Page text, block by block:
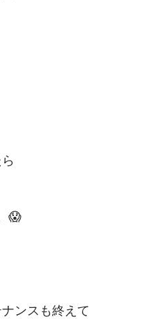
😱
ンスも終えて